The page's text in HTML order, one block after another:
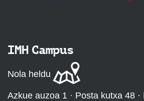
IMH Campus
Nola heldu
Azkue auzoa 1 · Posta kutxa 48